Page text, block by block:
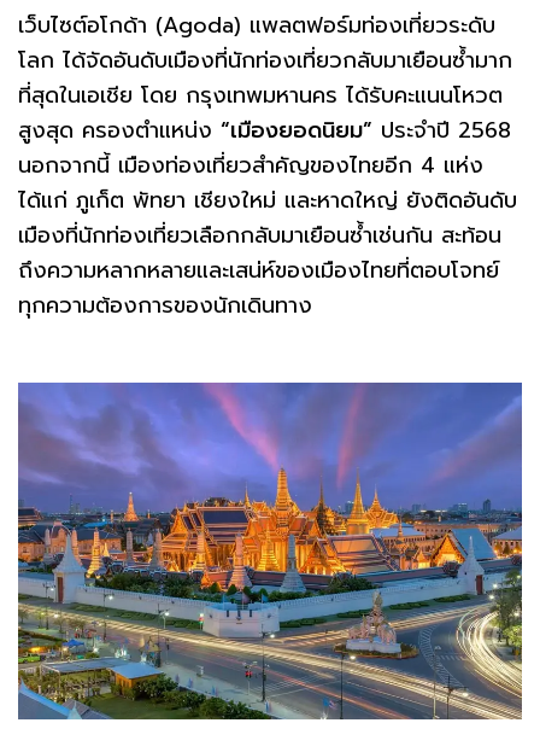
เว็บไซต์อโกด้า (Agoda) แพลตฟอร์มท่องเที่ยวระดับ
โลก ได้จัดอันดับเมืองที่นักท่องเที่ยวกลับมาเยือนซ้ำมาก
ที่สุดในเอเชีย โดย กรุงเทพมหานคร ได้รับคะแนนโหวต
สูงสุด ครองตำแหน่ง “เมืองยอดนิยม” ประจำปี 2568
นอกจากนี้ เมืองท่องเที่ยวสำคัญของไทยอีก 4 แห่ง
ได้แก่ ภูเก็ต พัทยา เชียงใหม่ และหาดใหญ่ ยังติดอันดับ
เมืองที่นักท่องเที่ยวเลือกกลับมาเยือนซ้ำเช่นกัน สะท้อน
ถึงความหลากหลายและเสน่ห์ของเมืองไทยที่ตอบโจทย์
ทุกความต้องการของนักเดินทาง